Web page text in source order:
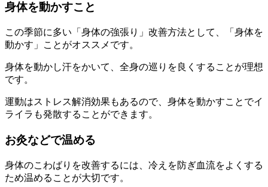
身体を動かすこと
この季節に多い「身体の強張り」改善方法として、「身体を
動かす」ことがオススメです。
身体を動かし汗をかいて、全身の巡りを良くすることが理想
です。
運動はストレス解消効果もあるので、身体を動かすことでイ
ライラも発散することができます。
お灸などで温める
身体のこわばりを改善するには、冷えを防ぎ血流をよくする
ため温めることが大切です。